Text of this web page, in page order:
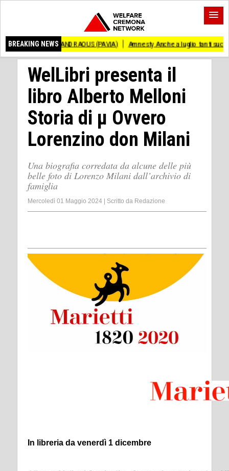
BREAKING NEWS
ANDRAOUS (PAVIA) Amnesty Anche a luglio tanti successi ed
WelLibri presenta il
libro Alberto Melloni
Storia di μ Ovvero
Lorenzino don Milani
Una biografia corredata da alcune delle più
belle foto di Lorenzo Milani dall’archivio di
famiglia
Mercoledì 01 Maggio 2024 Scritto da Redazione
In libreria da venerdì 1 dicembre